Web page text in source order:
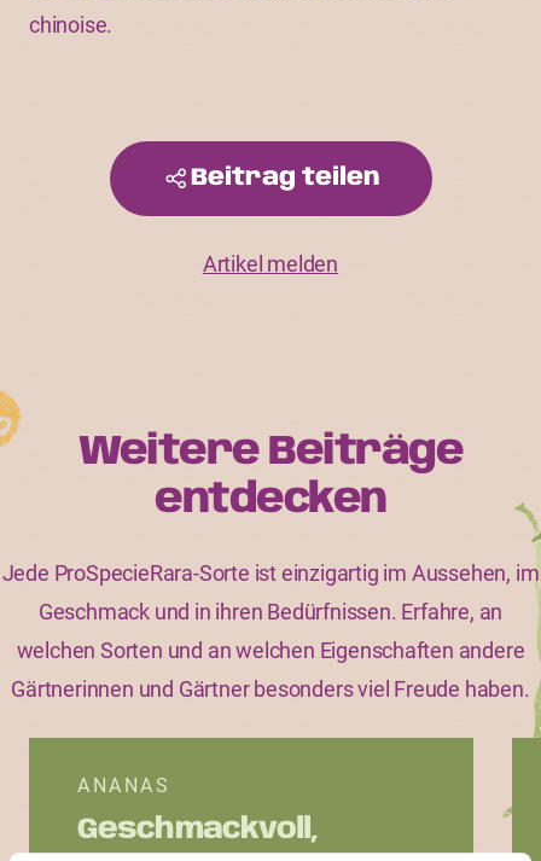
chinoise.
Beitrag teilen
Artikel melden
Weitere Beiträge
entdecken
Jede ProSpecieRara-Sorte ist einzigartig im Aussehen, im
Geschmack und in ihren Bedürfnissen. Erfahre, an
welchen Sorten und an welchen Eigenschaften andere
Gärtnerinnen und Gärtner besonders viel Freude haben.
ANANAS
Geschmackvoll,